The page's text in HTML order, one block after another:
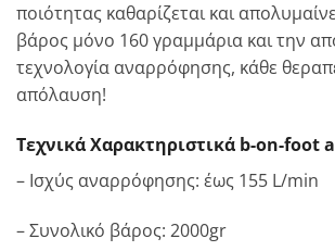
ποιότητας καθαρίζεται και
βάρος μόνο 160 γραμμάρια και την
τεχνολογία αναρρόφησης, κάθε
απόλαυση!
Τεχνικά Χαρακτηριστικά b-on-foot
– Ισχύς αναρρόφησης: έως 155 L/min
– Συνολικό βάρος: 2000gr